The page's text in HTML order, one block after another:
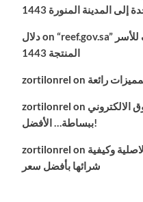
المدينة المنورة 1443
دلالon “reef.gov.sa” رابط التسجيل في دعم ريف للأسر
المنتجة 1443
zortilonrel on
zortilonrel on الالكتروني
ببساطة… الأفضل!
zortilonrel on وكيفية
شرائها بأفضل سعر